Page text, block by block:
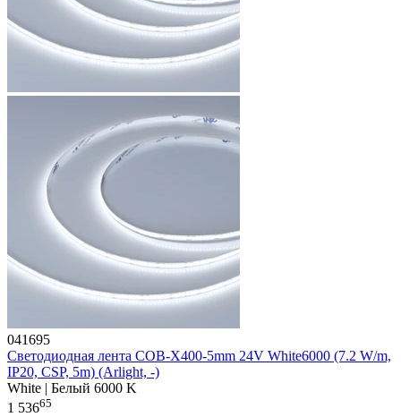
041695
Светодиодная лента COB-X400-5mm 24V White6000 (7.2 W/m,
IP20, CSP, 5m) (Arlight, -)
White | Белый 6000 K
1 53665